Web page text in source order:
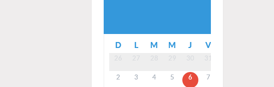
D L M M J V
2 3 4 5 6 7